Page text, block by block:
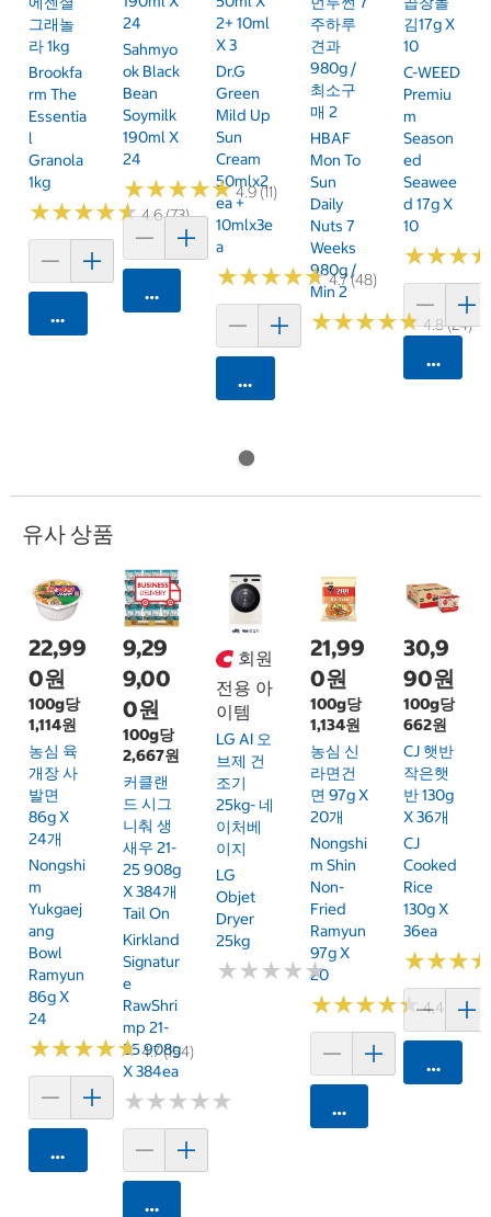
그래놀
라 1kg
Brookfa
Rm The
Essentia
L
Granola
1kg
★★★★★
★★★★★4.6 (73)
카트에 담기
24
Sahmyo
Ok Black
Bean
Soymilk
190ml X
24
★★★★★
★★★★★4.9 (11)
카트에 담기
2+ 10ml
X 3
Dr.G
Green
Mild Up
Sun
Cream
50mlx2
Ea +
10mlx3e
A
★★★★★
★★★★★4.7 (48)
카트에 담기
주하루
견과
980g /
최소구
매 2
HBAF
Mon To
Sun
Daily
Nuts 7
Weeks
980g /
Min 2
★★★★★
★★★★★4.8 (24)
김17g X
10
C-WEED
Premiu
M
Season
Ed
Seawee
D 17g X
10
★★★
★★★
카트에
유사 상품
22,99
0원
100g당
1,114원
농심 육
개장 사
발면
86g X
24개
Nongshi
M
Yukgaej
Ang
Bowl
Ramyun
86g X
24
★★★★★
★★★★★4.7 (154)
카트에 담기
9,29
9,00
0원
100g당
2,667원
커클랜
드 시그
니춰 생
새우 21-
25 908g
X 384개
Tail On
Kirkland
Signatur
E
RawShri
Mp 21-
25 908g
X 384ea
★★★★★
★★★★★
카트에 담기
회원
전용 아
이템
LG AI 오
브제 건
조기
25kg- 네
이처베
이지
LG
Objet
Dryer
25kg
★★★★★
★★★★★
21,99
0원
100g당
1,134원
농심 신
라면건
면 97g X
20개
Nongshi
M Shin
Non-
Fried
Ramyun
97g X
20
★★★★★
★★★★★4.4 (63)
카트에 담기
30,9
90원
100g당
662원
CJ 햇반
작은햇
반 130g
X 36개
CJ
Cooked
Rice
130g X
36ea
★★★
★★★
카트에